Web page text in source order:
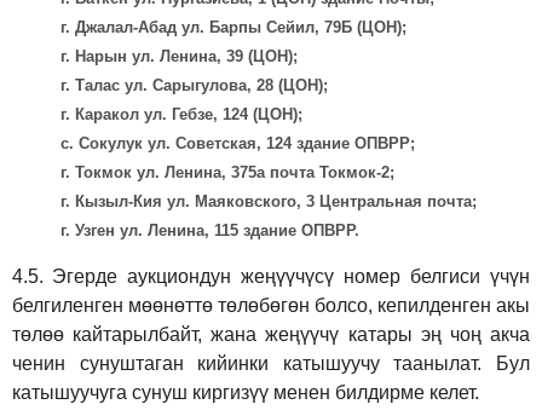
г. Джалал-Абад ул. Барпы Сейил, 79Б (ЦОН);
г. Нарын ул. Ленина, 39 (ЦОН);
г. Талас ул. Сарыгулова, 28 (ЦОН);
г. Каракол ул. Гебзе, 124 (ЦОН);
с. Сокулук ул. Советская, 124 здание ОПВРР;
г. Токмок ул. Ленина, 375а почта Токмок-2;
г. Кызыл-Кия ул. Маяковского, 3 Центральная почта;
г. Узген ул. Ленина, 115 здание ОПВРР.
4.5. Эгерде аукциондун жеңүүчүсү номер белгиси үчүн
белгиленген мөөнөттө төлөбөгөн болсо, кепилденген акы
төлөө кайтарылбайт, жана жеңүүчү катары эң чоң акча
ченин сунуштаган кийинки катышуучу таанылат. Бул
катышуучуга сунуш киргизүү менен билдирме келет.